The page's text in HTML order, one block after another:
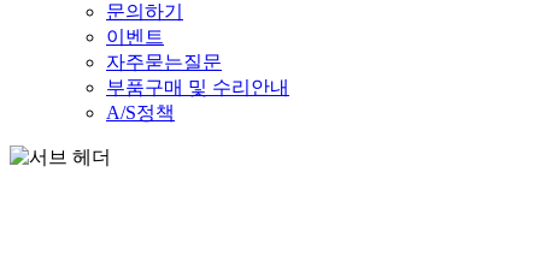
문의하기
이벤트
자주묻는질문
부품구매 및 수리안내
A/S정책